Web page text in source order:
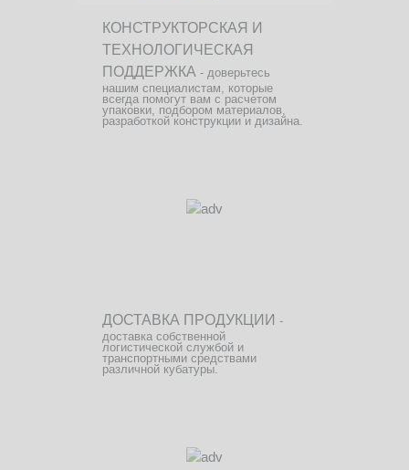
КОНСТРУКТОРСКАЯ И
ТЕХНОЛОГИЧЕСКАЯ
ПОДДЕРЖКА - доверьтесь
нашим специалистам, которые
всегда помогут вам с расчетом
упаковки, подбором материалов,
разработкой конструкции и дизайна.
ДОСТАВКА ПРОДУКЦИИ -
доставка собственной
логистической службой и
транспортными средствами
различной кубатуры.